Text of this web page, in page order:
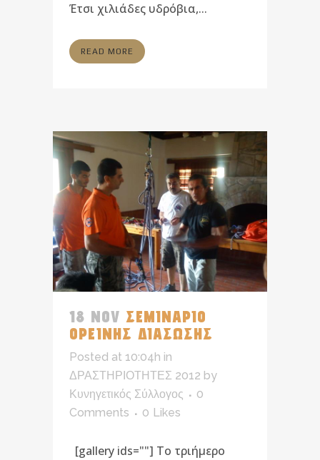
Έτσι χιλιάδες υδρόβια,...
READ MORE
18 NOV ΣΕΜΙΝΑΡΙΟ
ΟΡΕΙΝΗΣ ΔΙΑΣΩΣΗΣ
Posted at 10:04h in
ΔΡΑΣΤΗΡΙΟΤΗΤΕΣ 2012 by
Κυνηγετικός Σύλλογος
0
Comments
0 Likes
[gallery ids=""] Το τριήμερο